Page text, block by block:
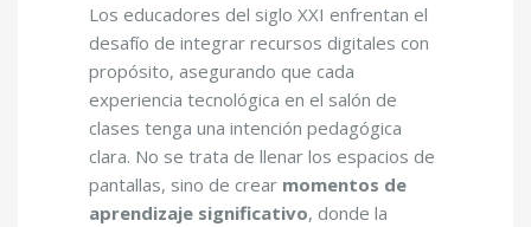
Los educadores del siglo XXI enfrentan el
desafío de integrar recursos digitales con
propósito, asegurando que cada
experiencia tecnológica en el salón de
clases tenga una intención pedagógica
clara. No se trata de llenar los espacios de
pantallas, sino de crear momentos de
aprendizaje significativo, donde la